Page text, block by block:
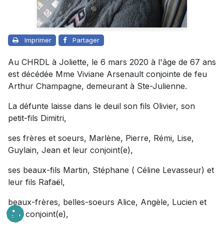
Imprimer Partager
Au CHRDL à Joliette, le 6 mars 2020 à l'âge de 67 ans
est décédée Mme Viviane Arsenault conjointe de feu
Arthur Champagne, demeurant à Ste-Julienne.
La défunte laisse dans le deuil son fils Olivier, son
petit-fils Dimitri,
ses frères et soeurs, Marlène, Pierre, Rémi, Lise,
Guylain, Jean et leur conjoint(e),
ses beaux-fils Martin, Stéphane ( Céline Levasseur) et
leur fils Rafaël,
beaux-frères, belles-soeurs Alice, Angèle, Lucien et
leur conjoint(e),